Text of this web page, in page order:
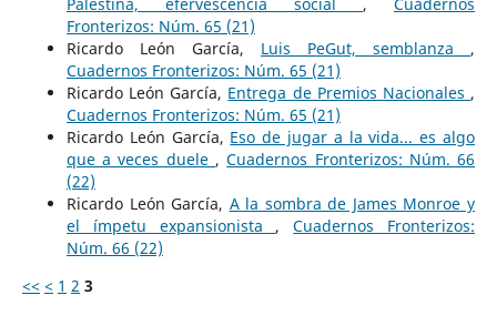
Fronterizos: Núm. 65 (21)
Ricardo León García, Luis PeGut, semblanza ,
Cuadernos Fronterizos: Núm. 65 (21)
Ricardo León García, Entrega de Premios Nacionales ,
Cuadernos Fronterizos: Núm. 65 (21)
Ricardo León García, Eso de jugar a la vida... es algo
que a veces duele ,Cuadernos Fronterizos: Núm. 66
(22)
Ricardo León García, A la sombra de James Monroe y
el ímpetu expansionista ,Cuadernos Fronterizos:
Núm. 66 (22)
<< < 1 2 3